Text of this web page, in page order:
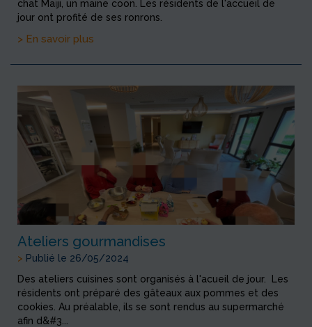
chat Maïji, un maine coon. Les résidents de l'accueil de
jour ont profité de ses ronrons.
> En savoir plus
Ateliers gourmandises
> Publié le 26/05/2024
Des ateliers cuisines sont organisés à l'acueil de jour. Les
résidents ont préparé des gâteaux aux pommes et des
cookies. Au préalable, ils se sont rendus au supermarché
afin d&#3...